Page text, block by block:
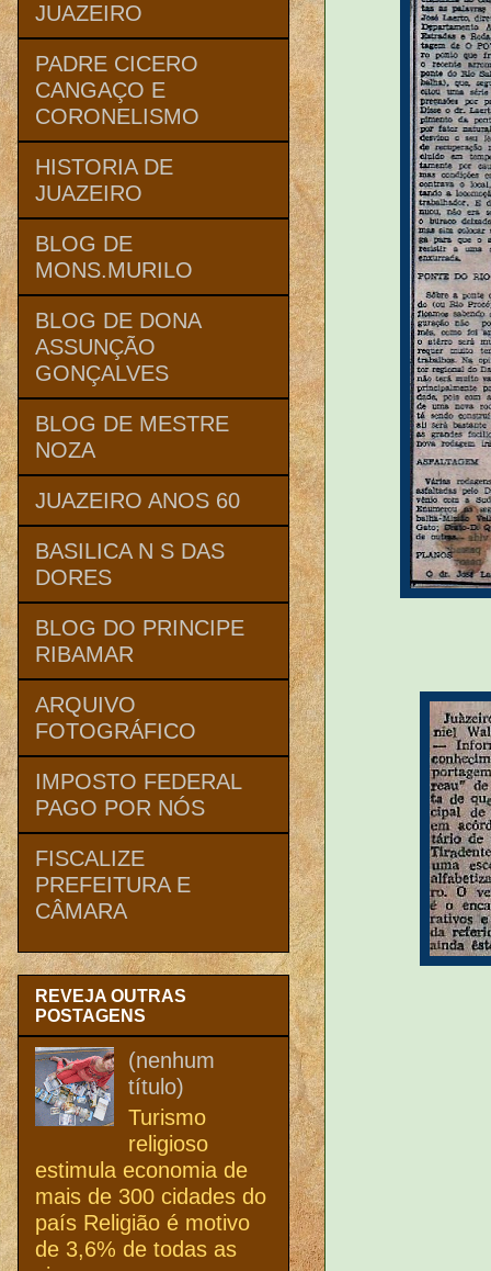
JUAZEIRO
PADRE CICERO
CANGAÇO E
CORONELISMO
HISTORIA DE
JUAZEIRO
BLOG DE
MONS.MURILO
BLOG DE DONA
ASSUNÇÃO
GONÇALVES
BLOG DE MESTRE
NOZA
JUAZEIRO ANOS 60
BASILICA N S DAS
DORES
BLOG DO PRINCIPE
RIBAMAR
ARQUIVO
FOTOGRÁFICO
IMPOSTO FEDERAL
PAGO POR NÓS
FISCALIZE
PREFEITURA E
CÂMARA
REVEJA OUTRAS
POSTAGENS
(nenhum
título)
Turismo
religioso
estimula economia de
mais de 300 cidades do
país Religião é motivo
de 3,6% de todas as